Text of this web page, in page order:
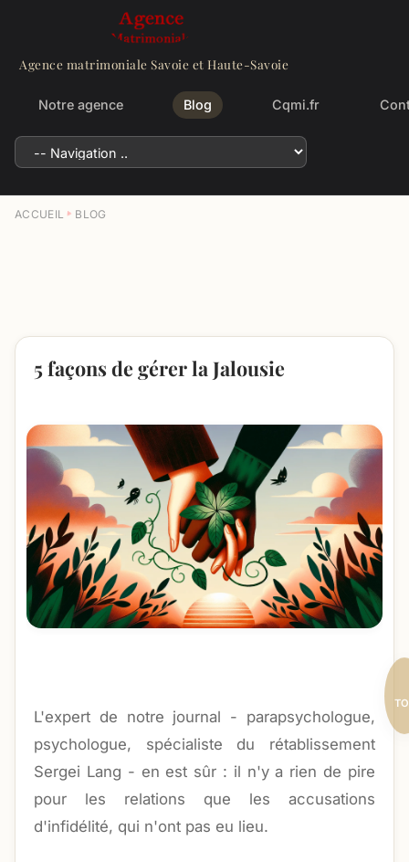
Agence matrimoniale Savoie et Haute-Savoie
Notre agence Blog Cqmi.fr
ACCUEIL BLOG
5 façons de gérer la Jalousie
L'expert de notre journal - parapsychologue,
psychologue, spécialiste du rétablissement
Sergei Lang - en est sûr : il n'y a rien de pire
pour les relations que les accusations
d'infidélité, qui n'ont pas eu lieu.